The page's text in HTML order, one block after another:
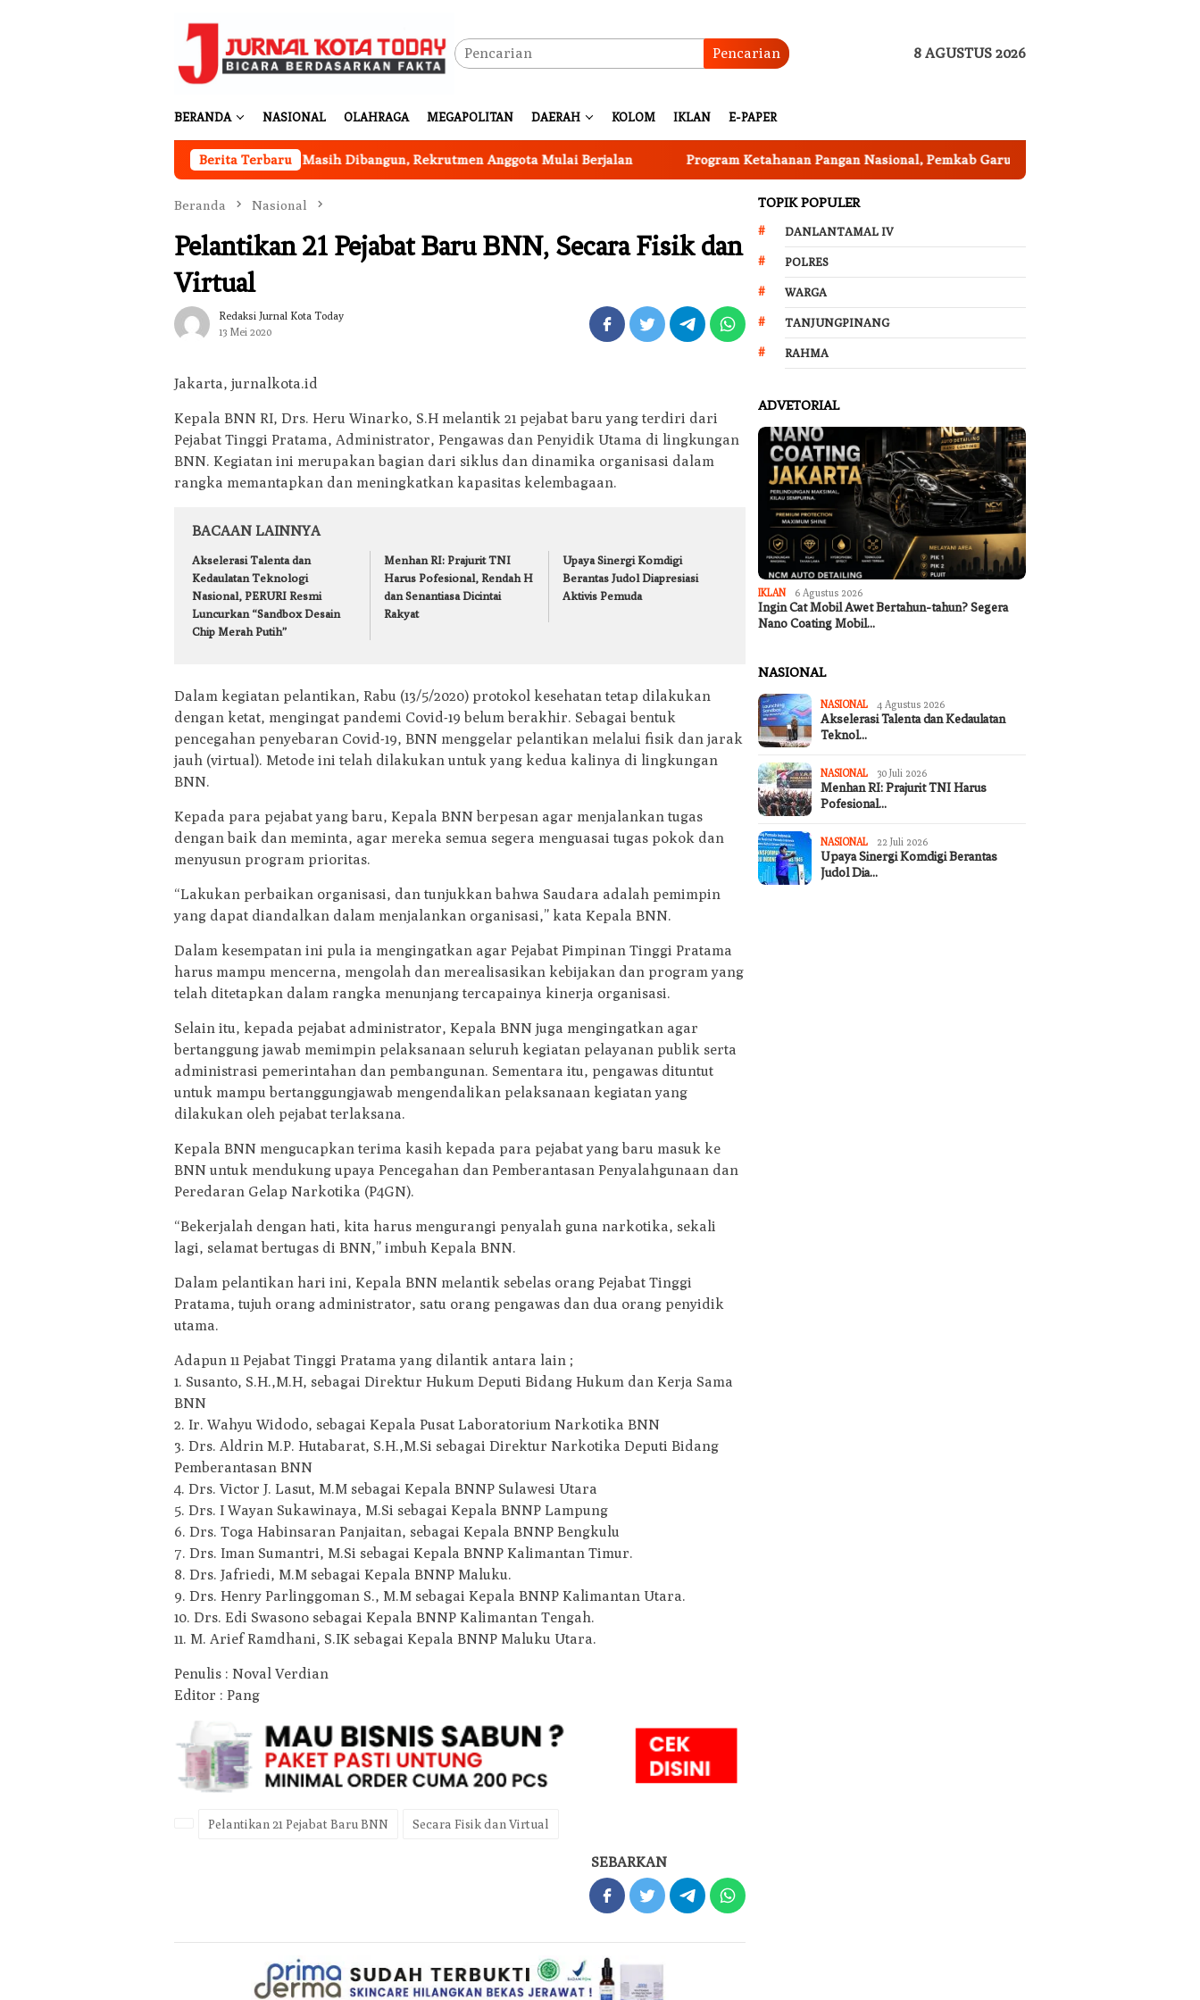
Pencarian 8 AGUSTUS 2026
BERANDA NASIONAL OLAHRAGA MEGAPOLITAN DAERAH KOLOM IKLAN E-PAPER
Berita Terbaru
Merah Putih Desa Sukakarya Masih Dibangun, Rekrutmen Anggota Mulai Berjalan Program Ketahanan Pangan Nasional, Pemkab Garut Harus Peka Mengatasi Ancaman
Beranda Nasional
Pelantikan 21 Pejabat Baru BNN, Secara Fisik dan
Virtual
Redaksi Jurnal Kota Today
13 Mei 2020
Jakarta, jurnalkota.id
Kepala BNN RI, Drs. Heru Winarko, S.H melantik 21 pejabat baru yang terdiri dari
Pejabat Tinggi Pratama, Administrator, Pengawas dan Penyidik Utama di lingkungan
BNN. Kegiatan ini merupakan bagian dari siklus dan dinamika organisasi dalam
rangka memantapkan dan meningkatkan kapasitas kelembagaan.
BACAAN LAINNYA
Akselerasi Talenta dan
Kedaulatan Teknologi
Nasional, PERURI Resmi
Luncurkan “Sandbox Desain
Chip Merah Putih”
Menhan RI: Prajurit TNI
Harus Pofesional, Rendah H
dan Senantiasa Dicintai
Rakyat
Upaya Sinergi Komdigi
Berantas Judol Diapresiasi
Aktivis Pemuda
Dalam kegiatan pelantikan, Rabu (13/5/2020) protokol kesehatan tetap dilakukan
dengan ketat, mengingat pandemi Covid-19 belum berakhir. Sebagai bentuk
pencegahan penyebaran Covid-19, BNN menggelar pelantikan melalui fisik dan jarak
jauh (virtual). Metode ini telah dilakukan untuk yang kedua kalinya di lingkungan
BNN.
Kepada para pejabat yang baru, Kepala BNN berpesan agar menjalankan tugas
dengan baik dan meminta, agar mereka semua segera menguasai tugas pokok dan
menyusun program prioritas.
“Lakukan perbaikan organisasi, dan tunjukkan bahwa Saudara adalah pemimpin
yang dapat diandalkan dalam menjalankan organisasi,” kata Kepala BNN.
Dalam kesempatan ini pula ia mengingatkan agar Pejabat Pimpinan Tinggi Pratama
harus mampu mencerna, mengolah dan merealisasikan kebijakan dan program yang
telah ditetapkan dalam rangka menunjang tercapainya kinerja organisasi.
Selain itu, kepada pejabat administrator, Kepala BNN juga mengingatkan agar
bertanggung jawab memimpin pelaksanaan seluruh kegiatan pelayanan publik serta
administrasi pemerintahan dan pembangunan. Sementara itu, pengawas dituntut
untuk mampu bertanggungjawab mengendalikan pelaksanaan kegiatan yang
dilakukan oleh pejabat terlaksana.
Kepala BNN mengucapkan terima kasih kepada para pejabat yang baru masuk ke
BNN untuk mendukung upaya Pencegahan dan Pemberantasan Penyalahgunaan dan
Peredaran Gelap Narkotika (P4GN).
“Bekerjalah dengan hati, kita harus mengurangi penyalah guna narkotika, sekali
lagi, selamat bertugas di BNN,” imbuh Kepala BNN.
Dalam pelantikan hari ini, Kepala BNN melantik sebelas orang Pejabat Tinggi
Pratama, tujuh orang administrator, satu orang pengawas dan dua orang penyidik
utama.
Adapun 11 Pejabat Tinggi Pratama yang dilantik antara lain ;
1. Susanto, S.H.,M.H, sebagai Direktur Hukum Deputi Bidang Hukum dan Kerja Sama
BNN
2. Ir. Wahyu Widodo, sebagai Kepala Pusat Laboratorium Narkotika BNN
3. Drs. Aldrin M.P. Hutabarat, S.H.,M.Si sebagai Direktur Narkotika Deputi Bidang
Pemberantasan BNN
4. Drs. Victor J. Lasut, M.M sebagai Kepala BNNP Sulawesi Utara
5. Drs. I Wayan Sukawinaya, M.Si sebagai Kepala BNNP Lampung
6. Drs. Toga Habinsaran Panjaitan, sebagai Kepala BNNP Bengkulu
7. Drs. Iman Sumantri, M.Si sebagai Kepala BNNP Kalimantan Timur.
8. Drs. Jafriedi, M.M sebagai Kepala BNNP Maluku.
9. Drs. Henry Parlinggoman S., M.M sebagai Kepala BNNP Kalimantan Utara.
10. Drs. Edi Swasono sebagai Kepala BNNP Kalimantan Tengah.
11. M. Arief Ramdhani, S.IK sebagai Kepala BNNP Maluku Utara.
Penulis : Noval Verdian
Editor : Pang
Pelantikan 21 Pejabat Baru BNN Secara Fisik dan Virtual
SEBARKAN
TOPIK POPULER
DANLANTAMAL IV
POLRES
WARGA
TANJUNGPINANG
RAHMA
ADVETORIAL
IKLAN 6 Agustus 2026
Ingin Cat Mobil Awet Bertahun-tahun? Segera
Nano Coating Mobil…
NASIONAL
NASIONAL 4 Agustus 2026
Akselerasi Talenta dan Kedaulatan
Teknol…
NASIONAL 30 Juli 2026
Menhan RI: Prajurit TNI Harus
Pofesional…
NASIONAL 22 Juli 2026
Upaya Sinergi Komdigi Berantas
Judol Dia…